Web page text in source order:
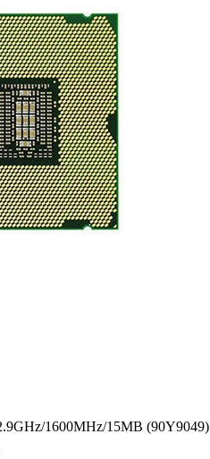
1600MHz/15MB (90Y9049)